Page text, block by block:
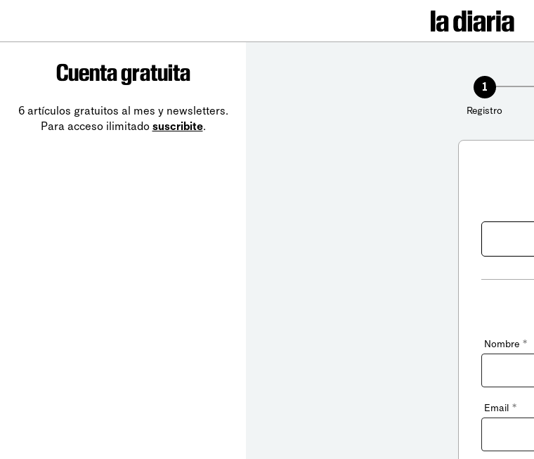
Cuenta gratuita
6 artículos gratuitos al mes y newsletters.
Para acceso ilimitado suscribite.
1
Registro
Nombre *
Email *